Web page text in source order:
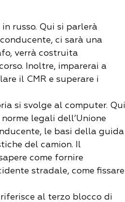
russo. Qui si parlerà
ci sarà una
verrà costruita
Inoltre, imparerai a
il CMR e superare i
si svolge al computer. Qui
legali dell’Unione
le basi della guida
del camion. Il
come fornire
stradale, come fissare
al terzo blocco di